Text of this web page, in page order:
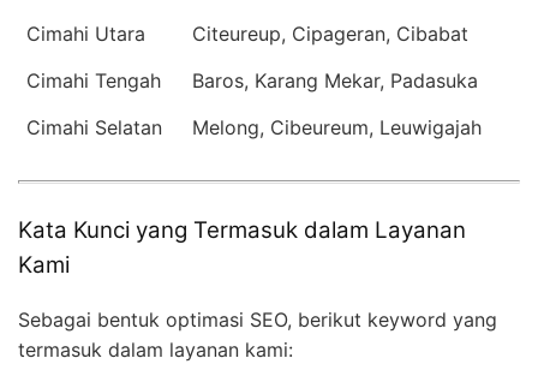
Cimahi Utara
Citeureup, Cipageran, Cibabat
Cimahi Tengah
Baros, Karang Mekar, Padasuka
Cimahi Selatan
Melong, Cibeureum, Leuwigajah
Kata Kunci yang Termasuk dalam Layanan
Kami
Sebagai bentuk optimasi SEO, berikut keyword yang
termasuk dalam layanan kami: